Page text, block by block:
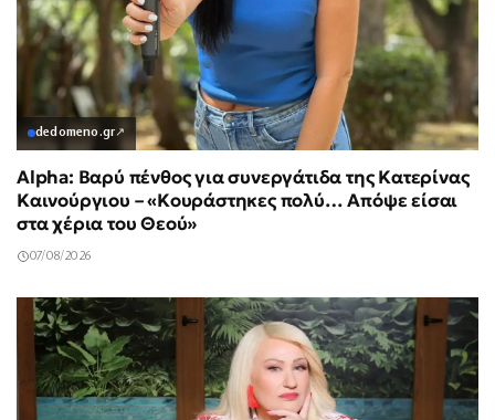
dedomeno.gr↗
Alpha: Βαρύ πένθος για συνεργάτιδα της Κατερίνας
Καινούργιου – «Κουράστηκες πολύ… Απόψε είσαι
στα χέρια του Θεού»
07/08/2026